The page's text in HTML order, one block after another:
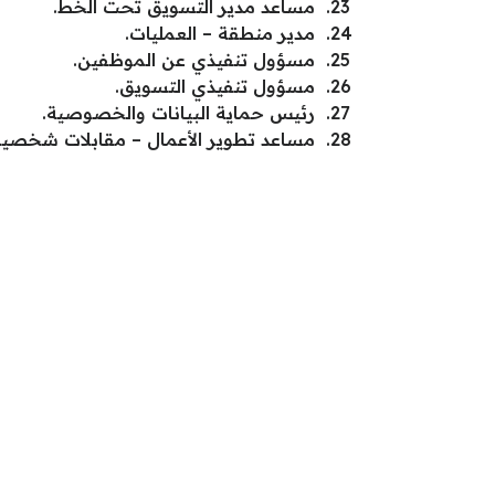
مساعد مدير التسويق تحت الخط.
مدير منطقة – العمليات.
مسؤول تنفيذي عن الموظفين.
مسؤول تنفيذي التسويق.
رئيس حماية البيانات والخصوصية.
مساعد تطوير الأعمال – مقابلات